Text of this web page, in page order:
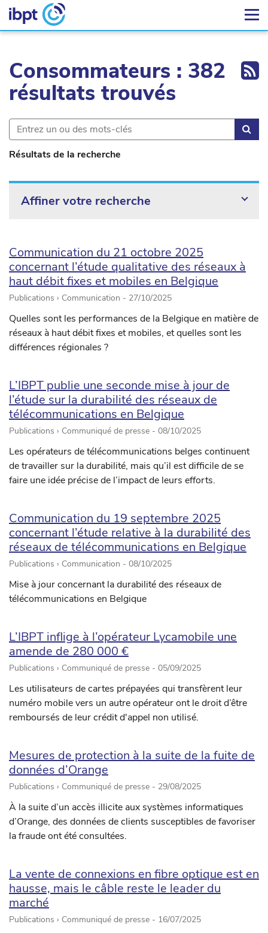
Consommateurs : 382
résultats trouvés
Résultats de la recherche
Affiner votre recherche
Communication du 21 octobre 2025
concernant l’étude qualitative des réseaux à
haut débit fixes et mobiles en Belgique
Publications › Communication - 27/10/2025
Quelles sont les performances de la Belgique en matière de
réseaux à haut débit fixes et mobiles, et quelles sont les
différences régionales ?
L’IBPT publie une seconde mise à jour de
l’étude sur la durabilité des réseaux de
télécommunications en Belgique
Publications › Communiqué de presse - 08/10/2025
Les opérateurs de télécommunications belges continuent
de travailler sur la durabilité, mais qu’il est difficile de se
faire une idée précise de l’impact de leurs efforts.
Communication du 19 septembre 2025
concernant l’étude relative à la durabilité des
réseaux de télécommunications en Belgique
Publications › Communication - 08/10/2025
Mise à jour concernant la durabilité des réseaux de
télécommunications en Belgique
L’IBPT inflige à l’opérateur Lycamobile une
amende de 280 000 €
Publications › Communiqué de presse - 05/09/2025
Les utilisateurs de cartes prépayées qui transfèrent leur
numéro mobile vers un autre opérateur ont le droit d’être
remboursés de leur crédit d'appel non utilisé.
Mesures de protection à la suite de la fuite de
données d’Orange
Publications › Communiqué de presse - 29/08/2025
À la suite d’un accès illicite aux systèmes informatiques
d’Orange, des données de clients susceptibles de favoriser
la fraude ont été consultées.
La vente de connexions en fibre optique est en
hausse, mais le câble reste le leader du
marché
Publications › Communiqué de presse - 16/07/2025